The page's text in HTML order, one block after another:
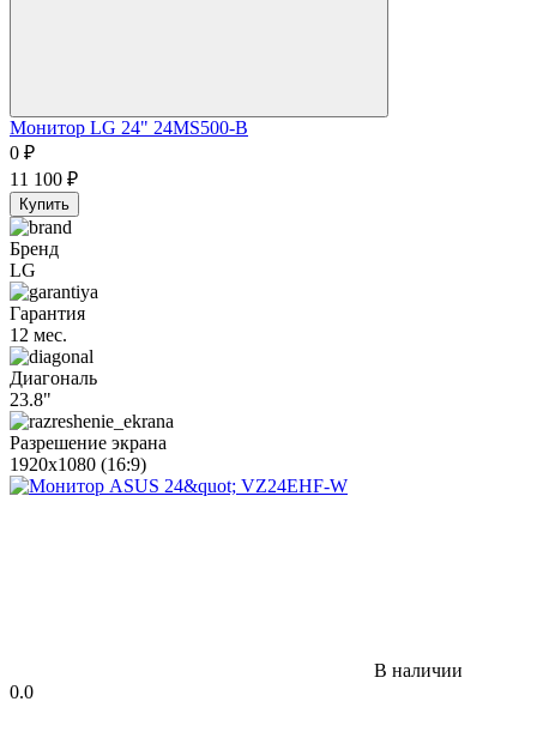
Монитор LG 24" 24MS500-B
0 ₽
11 100 ₽
Купить
Бренд
LG
Гарантия
12 мес.
Диагональ
23.8"
Разрешение экрана
1920x1080 (16:9)
В наличии
0.0